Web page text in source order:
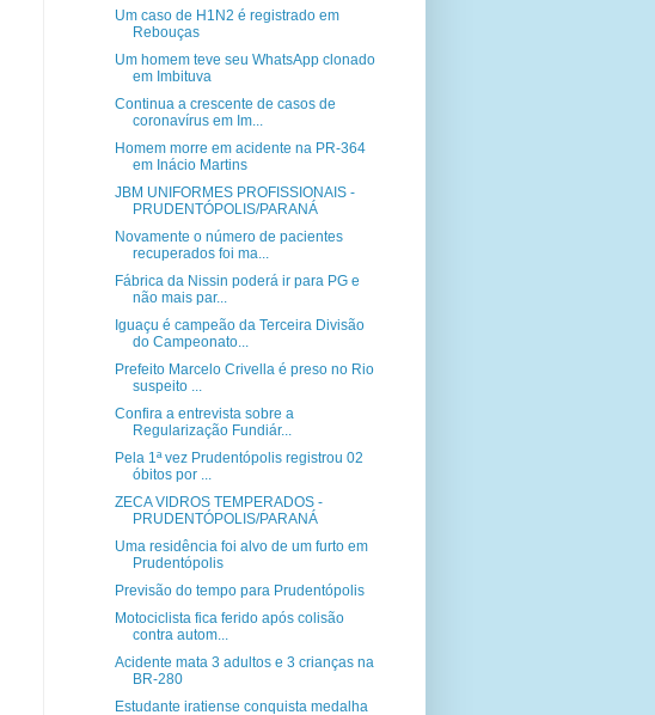
Um caso de H1N2 é registrado em
Rebouças
Um homem teve seu WhatsApp clonado
em Imbituva
Continua a crescente de casos de
coronavírus em Im...
Homem morre em acidente na PR-364
em Inácio Martins
JBM UNIFORMES PROFISSIONAIS -
PRUDENTÓPOLIS/PARANÁ
Novamente o número de pacientes
recuperados foi ma...
Fábrica da Nissin poderá ir para PG e
não mais par...
Iguaçu é campeão da Terceira Divisão
do Campeonato...
Prefeito Marcelo Crivella é preso no Rio
suspeito ...
Confira a entrevista sobre a
Regularização Fundiár...
Pela 1ª vez Prudentópolis registrou 02
óbitos por ...
ZECA VIDROS TEMPERADOS -
PRUDENTÓPOLIS/PARANÁ
Uma residência foi alvo de um furto em
Prudentópolis
Previsão do tempo para Prudentópolis
Motociclista fica ferido após colisão
contra autom...
Acidente mata 3 adultos e 3 crianças na
BR-280
Estudante iratiense conquista medalha